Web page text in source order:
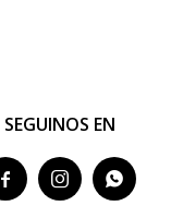
SEGUINOS EN
  